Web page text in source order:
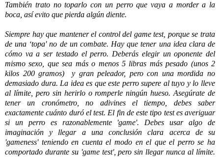
También trato no toparlo con un perro que vaya a morder a la
boca, así evito que pierda algún diente.
Siempre hay que mantener el control del game test, porque se trata
de una ‘topa' no de un combate. Hay que tener una idea clara de
cómo va a ser testado el perro. Deberás elegir un oponente del
mismo sexo, que sea más o menos 5 libras más pesado (unos 2
kilos 200 gramos) y gran peleador, pero con una mordida no
demasiado dura. La idea es que este perro supere al tuyo y lo lleve
al límite, pero sin herirlo o romperle ningún hueso. Asegúrate de
tener un cronómetro, no adivines el tiempo, debes saber
exactamente cuánto duró el test. El fin de este tipo test es averiguar
si un perro es razonablemente 'game'. Debes usar algo de
imaginación y llegar a una conclusión clara acerca de su
'gameness' teniendo en cuenta el modo en el que el perro se ha
comportado durante su 'game test', pero sin llegar nunca al límite.